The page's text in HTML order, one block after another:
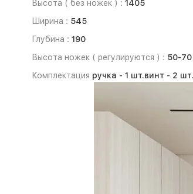
Высота ( без ножек ) : 1405
Ширина : 545
Глубина : 190
Высота ножек ( регулируются ) : 50-
Комплектация ручка - 1 шт.винт - 2 шт.